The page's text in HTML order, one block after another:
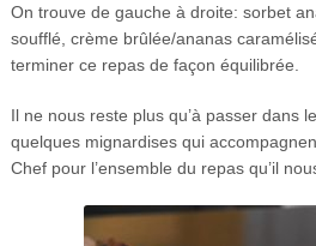
On trouve de gauche à droite: sorbet
soufflé, crème brûlée/ananas
terminer ce repas de façon équilibrée.
Il ne nous reste plus qu’à passer dans
quelques mignardises qui
Chef pour l’ensemble du repas qu’il